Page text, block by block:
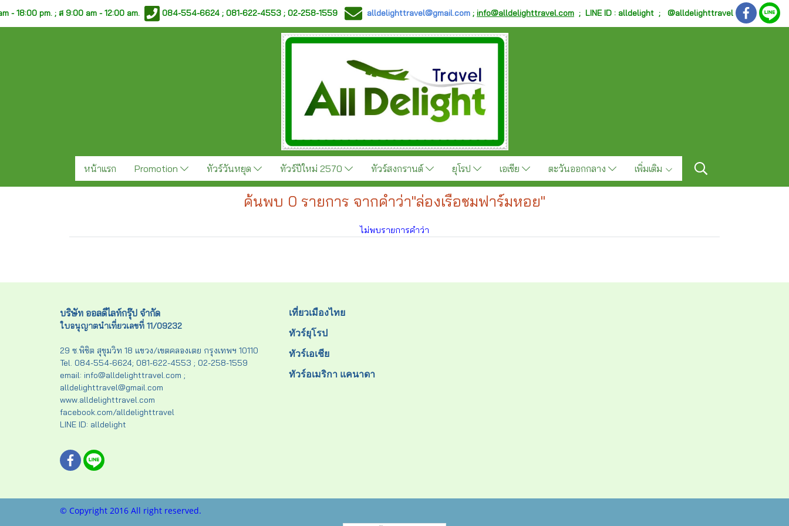
- 18:00 pm. ;ส 9:00 am - 12:00 am. 084-554-6624 ; 081-622-4553 ; 02-258-1559 alldelighttravel@gmail.com ; info@alldelighttravel.com ; LINE ID : alldelight ; @alldelighttravel
หน้าแรก Promotion ทัวร์วันหยุด ทัวร์ปีใหม่ 2570 ทัวร์สงกรานต์ ยุโรป เอเชีย ตะวันออกกลาง เพิ่มเติม
ค้นพบ 0 รายการ จากคำว่า"ล่องเรือชมฟาร์มหอย"
ไม่พบรายการคำว่า
บริษัท ออลดีไลท์กรุ๊ป จำกัด
ใบอนุญาตนำเที่ยวเลขที่ 11/09232
29 ซ.พิชิต สุขุมวิท 18 แขวง/เขตคลองเตย กรุงเทพฯ 10110
Tel. 084-554-6624; 081-622-4553 ; 02-258-1559
email: info@alldelighttravel.com ;
alldelighttravel@gmail.com
www.alldelighttravel.com
facebook.com/alldelighttravel
LINE ID: alldelight
เที่ยวเมืองไทย
ทัวร์ยุโรป
ทัวร์เอเชีย
ทัวร์อเมริกา แคนาดา
© Copyright 2016 All right reserved.